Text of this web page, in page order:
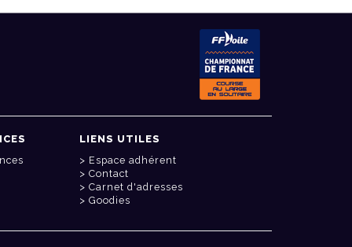
LIENS UTILES
Espace adhérent
Contact
Carnet d'adresses
Goodies